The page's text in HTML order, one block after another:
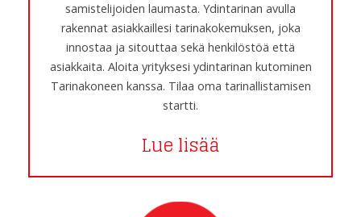
samistelijoiden laumasta. Ydintarinan avulla
rakennat asiakkaillesi tarinakokemuksen, joka
innostaa ja sitouttaa sekä henkilöstöä että
asiakkaita. Aloita yrityksesi ydintarinan kutominen
Tarinakoneen kanssa. Tilaa oma tarinallistamisen
startti.
Lue lisää